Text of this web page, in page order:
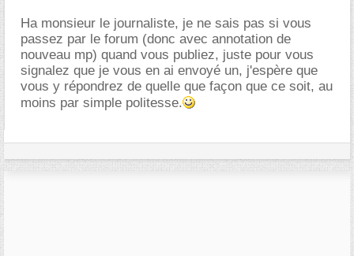
Ha monsieur le journaliste, je ne sais pas si vous
passez par le forum (donc avec annotation de
nouveau mp) quand vous publiez, juste pour vous
signalez que je vous en ai envoyé un, j'espère que
vous y répondrez de quelle que façon que ce soit, au
moins par simple politesse.